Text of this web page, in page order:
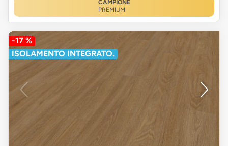
CAMPIONE
PREMIUM
-17 %
ISOLAMENTO INTEGRATO.